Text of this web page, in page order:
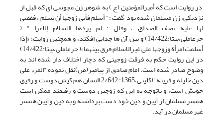
در روایت است که أمیرالمؤمنین (ع ) به شوهر زن مجوسی ای که قبل از
نزدیکی، زن مسلمان شده بود گفت :" أسلم فأبى زوجها أن یسلم ، فقضى
لها علیه نصف الصداق ، وقال : لم یزدها الاسلام إلاعزا " (
حرعاملی،بیتا:14/422) و بین آن ها جدایی افکند، و همچنین روایت: «إذا
أسلمت امرأة وزوجها على غیرالاسلام فرق بینهما»( حرعاملی،بیتا:14/422)
در این روایت حکم به فرقت زوجینی که دچار اختلاف دار شده اند به
وضوح صادر شده است. امام صادق از پیامبر(ص)نقل نموده "المرء علی
دین خلیله و قرینه"(کلینی،1365: 2/642)انسان هم کیش دوست و رفیق
خویش است، و باتوجه به این که زوجین دوست و رفیقند ممکن است
همسر مسلمان از آیین و دین خود دست برداشته و به دین وآیین همسر
غیر مسلمان در آید.